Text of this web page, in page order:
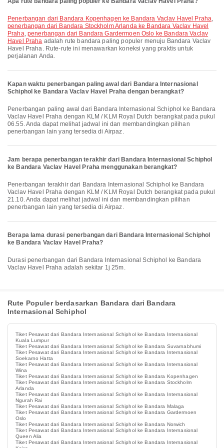
penerbangan dari Bandara Kopenhagen ke Bandara Vaclav Havel Praha,
penerbangan dari Bandara Stockholm Arlanda ke Bandara Vaclav Havel
Praha, penerbangan dari Bandara Gardermoen Oslo ke Bandara Vaclav
Havel Praha adalah rute bandara paling populer menuju Bandara Vaclav
Havel Praha. Rute-rute ini menawarkan koneksi yang praktis untuk
perjalanan Anda.
Kapan waktu penerbangan paling awal dari Bandara Internasional
Schiphol ke Bandara Vaclav Havel Praha dengan berangkat?
Penerbangan paling awal dari Bandara Internasional Schiphol ke Bandara
Vaclav Havel Praha dengan KLM / KLM Royal Dutch berangkat pada pukul
06.55. Anda dapat melihat jadwal ini dan membandingkan pilihan
penerbangan lain yang tersedia di Airpaz.
Jam berapa penerbangan terakhir dari Bandara Internasional Schiphol
ke Bandara Vaclav Havel Praha menggunakan berangkat?
Penerbangan terakhir dari Bandara Internasional Schiphol ke Bandara
Vaclav Havel Praha dengan KLM / KLM Royal Dutch berangkat pada pukul
21.10. Anda dapat melihat jadwal ini dan membandingkan pilihan
penerbangan lain yang tersedia di Airpaz.
Berapa lama durasi penerbangan dari Bandara Internasional Schiphol
ke Bandara Vaclav Havel Praha?
Durasi penerbangan dari Bandara Internasional Schiphol ke Bandara
Vaclav Havel Praha adalah sekitar 1j 25m.
Rute Populer berdasarkan Bandara dari Bandara
Internasional Schiphol
Tiket Pesawat dari Bandara Internasional Schiphol ke Bandara Internasional
Kuala Lumpur
Tiket Pesawat dari Bandara Internasional Schiphol ke Bandara Suvarnabhumi
Tiket Pesawat dari Bandara Internasional Schiphol ke Bandara Internasional
Soekarno Hatta
Tiket Pesawat dari Bandara Internasional Schiphol ke Bandara Internasional
Wina
Tiket Pesawat dari Bandara Internasional Schiphol ke Bandara Kopenhagen
Tiket Pesawat dari Bandara Internasional Schiphol ke Bandara Stockholm
Arlanda
Tiket Pesawat dari Bandara Internasional Schiphol ke Bandara Internasional
Ngurah Rai
Tiket Pesawat dari Bandara Internasional Schiphol ke Bandara Malaga
Tiket Pesawat dari Bandara Internasional Schiphol ke Bandara Gardermoen
Oslo
Tiket Pesawat dari Bandara Internasional Schiphol ke Bandara Norwich
Tiket Pesawat dari Bandara Internasional Schiphol ke Bandara Internasional
Queen Alia
Tiket Pesawat dari Bandara Internasional Schiphol ke Bandara Internasional